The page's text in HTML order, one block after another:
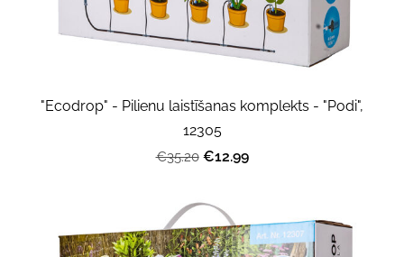
"Ecodrop" - Pilienu laistīšanas komplekts - "Podi",
12305
€35.20 €12.99